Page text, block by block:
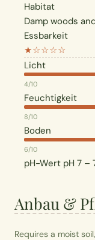
Habitat
Damp woods
Essbarkeit
★☆☆☆☆
Licht
4/10
Feuchtigkeit
8/10
Boden
6/10
pH-Wert pH 7 –
Anbau &
Requires a moist